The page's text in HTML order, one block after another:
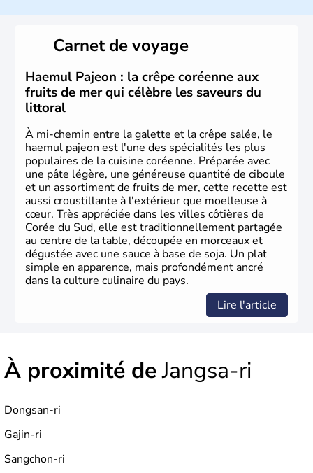
christianisme et le bouddhisme en sont les deux
principales religions. Ce pays partage sa culture avec la
Corée du Nord. Les Jeux Olympiques s’y sont déroulés en
1988, de même que la Coupe du Monde de football en
2002, en collaboration avec le Japon.
Carnet de voyage
Haemul Pajeon : la crêpe coréenne aux
fruits de mer qui célèbre les saveurs du
littoral
À mi-chemin entre la galette et la crêpe salée, le
haemul pajeon est l'une des spécialités les plus
populaires de la cuisine coréenne. Préparée avec
une pâte légère, une généreuse quantité de ciboule
et un assortiment de fruits de mer, cette recette est
aussi croustillante à l'extérieur que moelleuse à
cœur. Très appréciée dans les villes côtières de
Corée du Sud, elle est traditionnellement partagée
au centre de la table, découpée en morceaux et
dégustée avec une sauce à base de soja. Un plat
simple en apparence, mais profondément ancré
dans la culture culinaire du pays.
Lire l'article
À proximité deJangsa-ri
Dongsan-ri
Gajin-ri
Sangchon-ri